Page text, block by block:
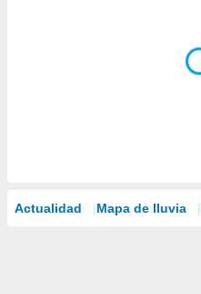
Actualidad Mapa de lluvia